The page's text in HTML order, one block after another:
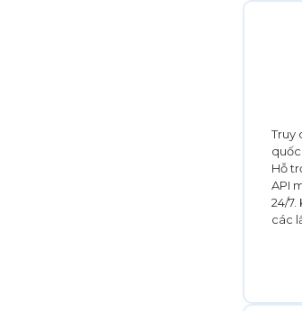
Truy
quốc
Hỗ
API
24/
các